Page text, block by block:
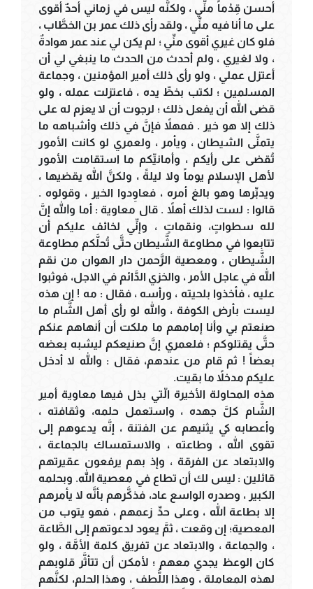
أحسن قِدْماً منِّي ، ولكنَّه ليس في زماني أحدٌ أقوى
على ما أنا فيه منِّي ، ولقد رأى ذلك عمر بن الخطَّاب ،
فلو كان غيري أقوى منِّي ؛ لم يكن لي عند عمر هوادةٌ
، ولا لغيري ، ولم أحدث من الحدث ما ينبغي لي أن
أعتزل عملي ، ولو رأى ذلك أمير المؤمنين ، وجماعة
المسلمين ؛ لكتب بخطِّ يده ، فاعتزلت عمله ، ولو
قضى الله أن يفعل ذلك ؛ لرجوت أن لا يعزم له على
ذلك إلا هو خير . فمهلاً فإنَّ في ذلك وأشباهه ما
يتمنَّى الشيطان ، ويأمر ، ولعمري لو كانت الأمور
تُقضى على رأيكم ، وأمانيِّكم ما استقامت الأمور
لأهل الإسلام يوماً ولا ليلةً ، ولكنَّ الله يقضيها ،
ويدبِّرها وهو بالغ أمره ، فعاوِدوا الخير ، وقولوه .
قالوا : لست لذلك أهلاً . قال معاوية : أما والله إنَّ
لله سطواتٍ، ونقماتٍ ، وإنِّي لخائف عليكم أن
تتابعوا في مطاوعة الشَّيطان حتَّى تُحلَّكم مطاوعة
الشَّيطان ، ومعصية الرَّحمن دار الهوان من نقم
الله في عاجل الأمر ، والخزي الدَّائم في الاجل، فوثبوا
عليه ، فأخذوا بلحيته ، ورأسه ، فقال : مه ! إن هذه
ليست بأرض الكوفة ، والله لو رأى أهل الشَّام ما
صنعتم بي وأنا إمامهم ما ملكت أن أنهاهم عنكم
حتَّى يقتلوكم ؛ فلعمري إنَّ صنيعكم ليشبه بعضه
بعضاً ! ثم قام من عندهم، فقال : والله لا أدخل
عليكم مدخلاً ما بقيت.
هذه المحاولة الأخيرة الّتي بذل فيها معاوية أمير
الشَّام كلَّ جهده ، واستعمل حلمه، وثقافته ،
وأعصابه كي يثنيهم عن الفتنة ، إنَّه يدعوهم إلى
تقوى الله ، وطاعته ، والاستمساك بالجماعة ،
والابتعاد عن الفرقة ، وإذ بهم يرفعون عقيرتهم
قائلين : ليس لك أن تطاع في معصية الله. وبحلمه
الكبير ، وصدره الواسع عاد، فذكَّرهم بأنَّه لا يأمرهم
إلا بطاعة الله ، وعلى حدِّ زعمهم ، فهو يتوب من
المعصية؛ إن وقعت ، ثمَّ يعود لدعوتهم إلى الطَّاعة
، والجماعة ، والابتعاد عن تفريق كلمة الأمَّة ، ولو
كان الوعظ يجدي معهم ؛ لأمكن أن تتأثَّر قلوبهم
لهذه المعاملة ، وهذا اللُّطف ، وهذا الحلم، لكنَّهم